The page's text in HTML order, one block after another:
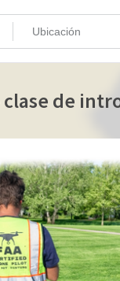
de